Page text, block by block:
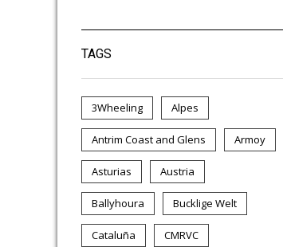
TAGS
3Wheeling Alpes
Antrim Coast and Glens Armoy
Asturias Austria
Ballyhoura Bucklige Welt
Cataluña CMRVC